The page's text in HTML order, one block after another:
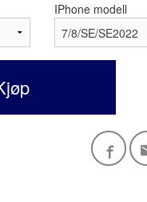
IPhone modell